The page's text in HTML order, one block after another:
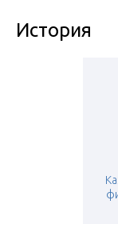
История